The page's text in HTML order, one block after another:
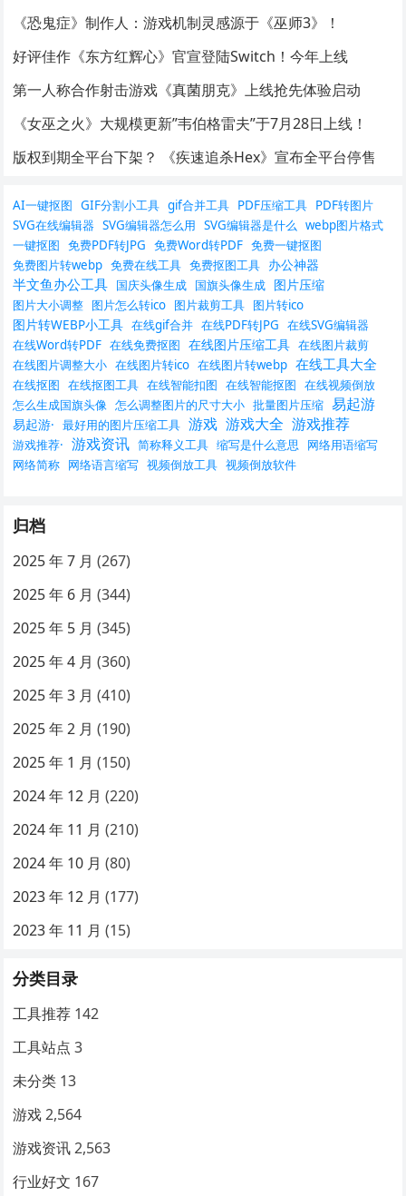
《恐鬼症》制作人：游戏机制灵感源于《巫师3》！
好评佳作《东方红辉心》官宣登陆Switch！今年上线
第一人称合作射击游戏《真菌朋克》上线抢先体验启动
《女巫之火》大规模更新”韦伯格雷夫”于7月28日上线！
版权到期全平台下架？ 《疾速追杀Hex》宣布全平台停售
AI一键抠图 GIF分割小工具 gif合并工具 PDF压缩工具 PDF转图片
SVG在线编辑器 SVG编辑器怎么用 SVG编辑器是什么 webp图片格式
一键抠图 免费PDF转JPG 免费Word转PDF 免费一键抠图
免费图片转webp 免费在线工具 免费抠图工具 办公神器
半文鱼办公工具 国庆头像生成 国旗头像生成 图片压缩
图片大小调整 图片怎么转ico 图片裁剪工具 图片转ico
图片转WEBP小工具 在线gif合并 在线PDF转JPG 在线SVG编辑器
在线Word转PDF 在线免费抠图 在线图片压缩工具 在线图片裁剪
在线图片调整大小 在线图片转ico 在线图片转webp 在线工具大全
在线抠图 在线抠图工具 在线智能扣图 在线智能抠图 在线视频倒放
怎么生成国旗头像 怎么调整图片的尺寸大小 批量图片压缩 易起游
易起游· 最好用的图片压缩工具 游戏 游戏大全 游戏推荐
游戏推荐· 游戏资讯 简称释义工具 缩写是什么意思
网络用语缩写
网络简称 网络语言缩写 视频倒放工具 视频倒放软件
归档
2025 年 7 月 (267)
2025 年 6 月 (344)
2025 年 5 月 (345)
2025 年 4 月 (360)
2025 年 3 月 (410)
2025 年 2 月 (190)
2025 年 1 月 (150)
2024 年 12 月 (220)
2024 年 11 月 (210)
2024 年 10 月 (80)
2023 年 12 月 (177)
2023 年 11 月 (15)
分类目录
工具推荐 142
工具站点 3
未分类 13
游戏 2,564
游戏资讯 2,563
行业好文 167